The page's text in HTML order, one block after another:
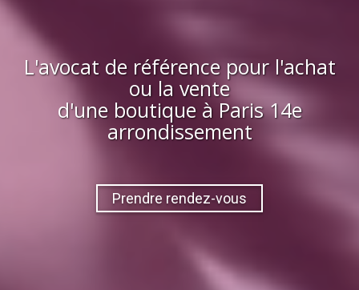
L'avocat de référence pour l'achat
ou la vente
d'une boutiqueà Paris 14e
arrondissement
Prendre rendez-vous